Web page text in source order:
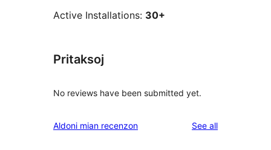
Active Installations: 30+
Pritaksoj
No reviews have been submitted yet.
Aldoni mian recenzon See allreviews